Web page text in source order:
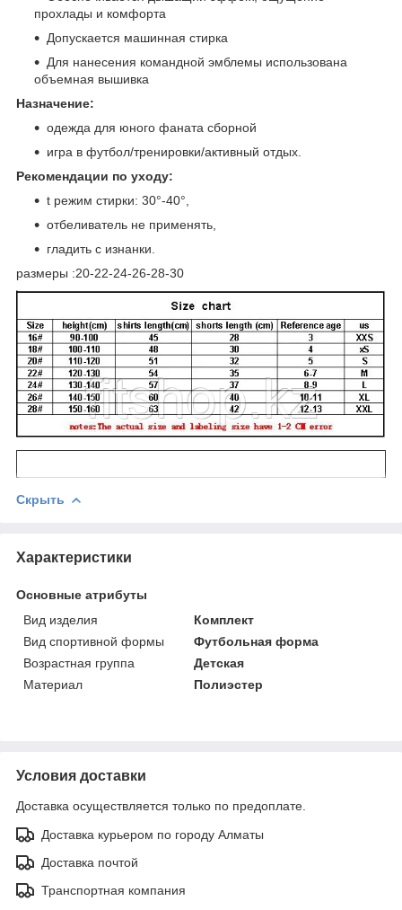
прохлады и комфорта
Допускается машинная стирка
Для нанесения командной эмблемы использована
объемная вышивка
Назначение:
одежда для юного фаната сборной
игра в футбол/тренировки/активный отдых.
Рекомендации по уходу:
t режим стирки: 30°-40°,
отбеливатель не применять,
гладить с изнанки.
размеры :20-22-24-26-28-30
Скрыть
Характеристики
Основные атрибуты
Вид изделия
Комплект
Вид спортивной формы
Футбольная форма
Возрастная группа
Детская
Материал
Полиэстер
Условия доставки
Доставка осуществляется только по предоплате.
Доставка курьером по городу Алматы
Доставка почтой
Транспортная компания